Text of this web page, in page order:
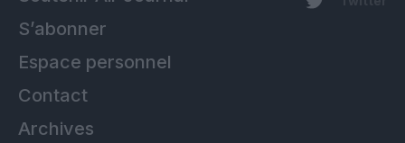
S’abonner
Espace personnel
Contact
Archives